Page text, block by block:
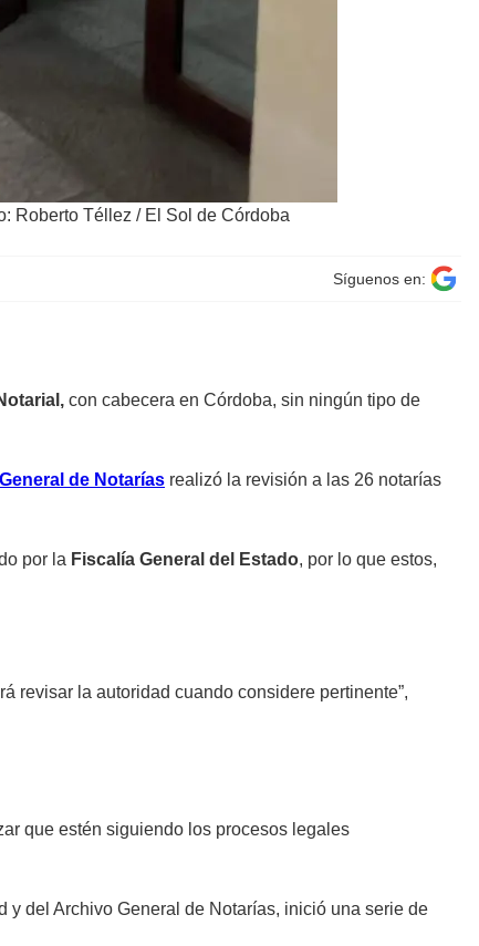
Roberto Téllez / El Sol de Córdoba
Síguenos en:
con cabecera en Córdoba, sin ningún tipo de
de Notarías realizó la revisión a las 26 notarías
por la Fiscalía General del Estado, por lo que estos,
revisar la autoridad cuando considere pertinente”,
que estén siguiendo los procesos legales
del Archivo General de Notarías, inició una serie de